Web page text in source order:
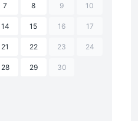
7 8 9 10
14 15 16 17
21 22 23 24
28 29 30